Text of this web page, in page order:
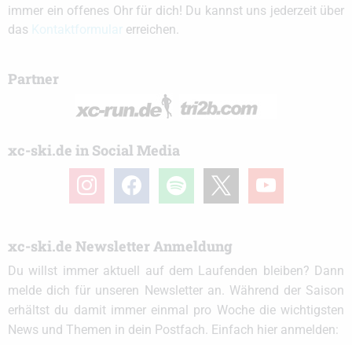
immer ein offenes Ohr für dich! Du kannst uns jederzeit über
das
erreichen.
Partner
xc-ski.de in Social Media
instagramfacebook spotify youtube
xc-ski.de Newsletter Anmeldung
Du willst immer aktuell auf dem Laufenden bleiben? Dann
melde dich für unseren Newsletter an. Während der Saison
erhältst du damit immer einmal pro Woche die wichtigsten
News und Themen in dein Postfach. Einfach hier anmelden: